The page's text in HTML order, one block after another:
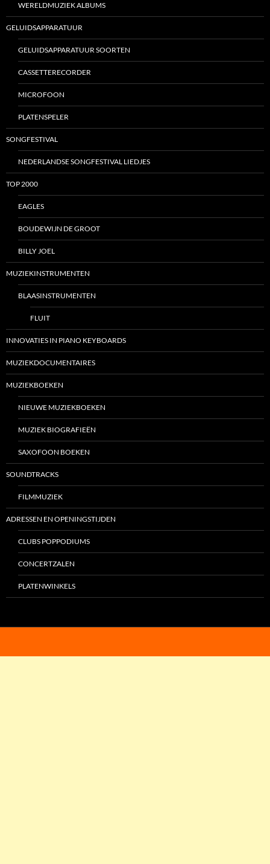
WERELDMUZIEK ALBUMS
GELUIDSAPPARATUUR
GELUIDSAPPARATUUR SOORTEN
CASSETTERECORDER
MICROFOON
PLATENSPELER
SONGFESTIVAL
NEDERLANDSE SONGFESTIVAL LIEDJES
TOP 2000
EAGLES
BOUDEWIJN DE GROOT
BILLY JOEL
MUZIEKINSTRUMENTEN
BLAASINSTRUMENTEN
FLUIT
INNOVATIES IN PIANO KEYBOARDS
MUZIEKDOCUMENTAIRES
MUZIEKBOEKEN
NIEUWE MUZIEKBOEKEN
MUZIEK BIOGRAFIEËN
SAXOFOON BOEKEN
SOUNDTRACKS
FILMMUZIEK
ADRESSEN EN OPENINGSTIJDEN
CLUBS POPPODIUMS
CONCERTZALEN
PLATENWINKELS